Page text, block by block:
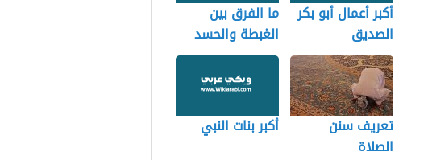
أكبر أعمال أبو بكر
الصديق
ما الفرق بين
الغبطة والحسد
تعريف سنن
الصلاة
أكبر بنات النبي